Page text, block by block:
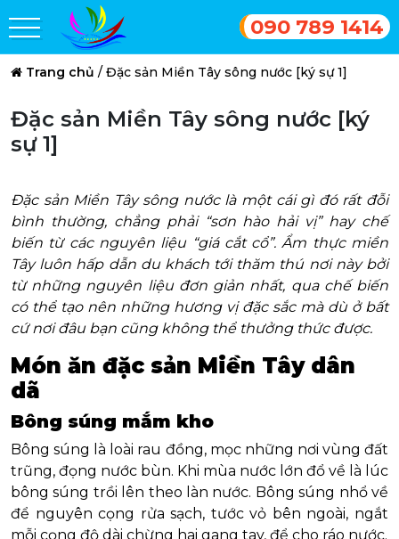
090 789 1414
Trang chủ / Đặc sản Miền Tây sông nước [ký sự 1]
Đặc sản Miền Tây sông nước [ký
sự 1]
Đặc sản Miền Tây sông nước là một cái gì đó rất đỗi
bình thường, chẳng phải “sơn hào hải vị” hay chế
biến từ các nguyên liệu “giá cắt cổ”. Ẩm thực miền
Tây luôn hấp dẫn du khách tới thăm thú nơi này bởi
từ những nguyên liệu đơn giản nhất, qua chế biến
có thể tạo nên những hương vị đặc sắc mà dù ở bất
cứ nơi đâu bạn cũng không thể thưởng thức được.
Món ăn đặc sản Miền Tây dân
dã
Bông súng mắm kho
Bông súng là loài rau đồng, mọc những nơi vùng đất
trũng, đọng nước bùn. Khi mùa nước lớn đổ về là lúc
bông súng trồi lên theo làn nước. Bông súng nhổ về
để nguyên cọng rửa sạch, tước vỏ bên ngoài, ngắt
mỗi cọng độ dài chừng hai gang tay, để cho ráo nước.